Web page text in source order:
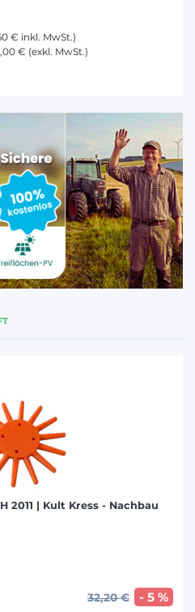
€ inkl. MwSt.)
€ (exkl. MwSt.)
2011 | Kult Kress - Nachbau
32,20 € - 5 %